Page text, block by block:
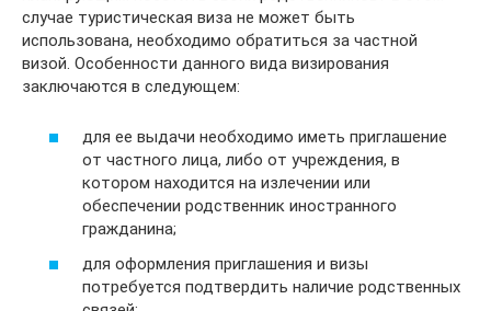
случае туристическая виза не может быть
использована, необходимо обратиться за частной
визой. Особенности данного вида визирования
заключаются в следующем:
для ее выдачи необходимо иметь приглашение
от частного лица, либо от учреждения, в
котором находится на излечении или
обеспечении родственник иностранного
гражданина;
для оформления приглашения и визы
потребуется подтвердить наличие родственных